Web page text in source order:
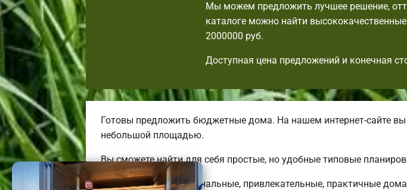
Мы можем предложить лучшее решение,
каталоге можно найти
2000000 руб.
Доступная цена предложений и конечная
Готовы предложить бюджетные дома. На нашем интернет-сайте вы
небольшой площадью.
Вы сможете найти для себя простые, но удобные типовые
Мы предлагаем оригинальные, привлекательные, практичные